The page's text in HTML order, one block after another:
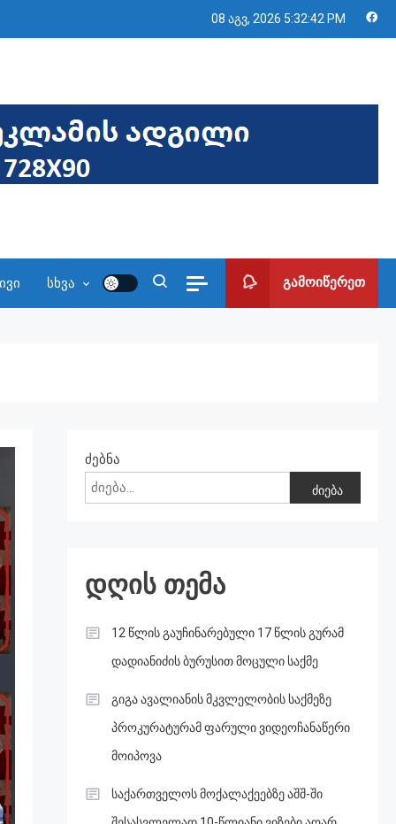
08 აგვ, 2026 5:32:43 PM
სხვა გამოიწერეთ
ძებნა
ძიება
დღის თემა
12 წლის გაუჩინარებული 17 წლის გურამ
დადიანიძის ბურუსით მოცული საქმე
გიგა ავალიანის მკვლელობის საქმეზე
პროკურატურამ ფარული ვიდეოჩანაწერი
მოიპოვა
საქართველოს მოქალაქეებზე აშშ-ში